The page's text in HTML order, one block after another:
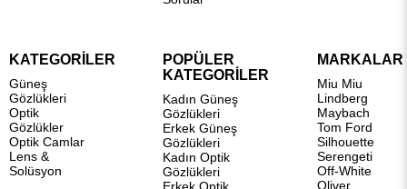
KATEGORİLER
Güneş
Gözlükleri
Optik
Gözlükler
Optik Camlar
Lens &
Solüsyon
POPÜLER
KATEGORİLER
Kadın Güneş
Gözlükleri
Erkek Güneş
Gözlükleri
Kadın Optik
Gözlükleri
MARKALAR
Miu Miu
Lindberg
Maybach
Tom Ford
Silhouette
Serengeti
Off-White
Oliver